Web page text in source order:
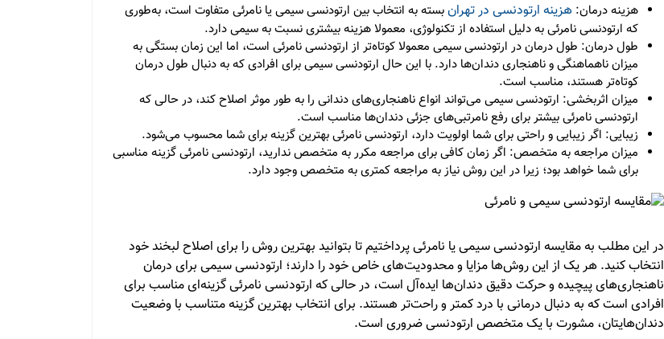
هزینه درمان: هزینه ارتودنسی در تهرانبسته به انتخاب بین ارتودنسی سیمی یا نامرئی متفاوت است، به‌طوری
که ارتودنسی نامرئی به دلیل استفاده از تکنولوژی، معمولا هزینه بیشتری نسبت به سیمی دارد.
طول درمان: طول درمان در ارتودنسی سیمی معمولا کوتاه‌تر از ارتودنسی نامرئی است، اما این زمان بستگی به
میزان ناهماهنگی و ناهنجاری دندان‌ها دارد. با این حال ارتودنسی سیمی برای افرادی که به دنبال طول درمان
کوتاه‌تر هستند، مناسب است.
میزان اثربخشی: ارتودنسی سیمی می‌تواند انواع ناهنجاری‌های دندانی را به طور موثر اصلاح کند، در حالی که
ارتودنسی نامرئی بیشتر برای رفع نامرتبی‌های جزئی دندان‌ها مناسب است.
زیبایی: اگر زیبایی و راحتی برای شما اولویت دارد، ارتودنسی نامرئی بهترین گزینه برای شما محسوب می‌شود.
میزان مراجعه به متخصص: اگر زمان کافی برای مراجعه مکرر به متخصص ندارید، ارتودنسی نامرئی گزینه مناسبی
برای شما خواهد بود؛ زیرا در این روش نیاز به مراجعه کمتری به متخصص وجود دارد.
در این مطلب به مقایسه ارتودنسی سیمی یا نامرئی پرداختیم تا بتوانید بهترین روش را برای اصلاح لبخند خود
انتخاب کنید. هر یک از این روش‌ها مزایا و محدودیت‌های خاص خود را دارند؛ ارتودنسی سیمی برای درمان
ناهنجاری‌های پیچیده و حرکت دقیق دندان‌ها ایده‌آل است، در حالی که ارتودنسی نامرئی گزینه‌ای مناسب برای
افرادی است که به دنبال درمانی با درد کمتر و راحت‌تر هستند. برای انتخاب بهترین گزینه متناسب با وضعیت
دندان‌هایتان، مشورت با یک متخصص ارتودنسی ضروری است.